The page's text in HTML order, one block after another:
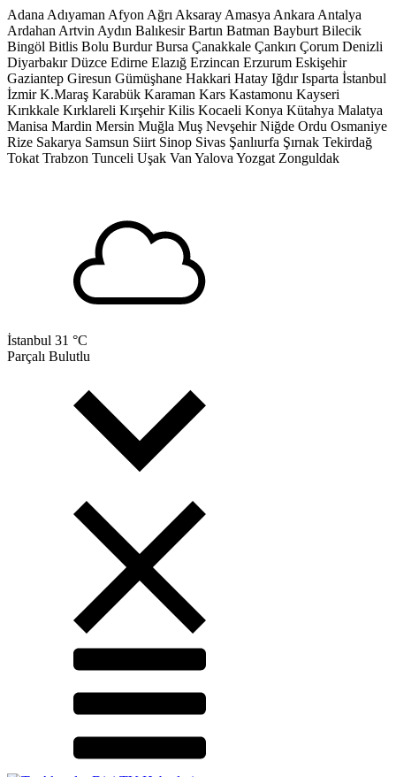
Adana Adıyaman Afyon Ağrı Aksaray Amasya Ankara Antalya
Ardahan Artvin Aydın Balıkesir Bartın Batman Bayburt Bilecik
Bingöl Bitlis Bolu Burdur Bursa Çanakkale Çankırı Çorum Denizli
Diyarbakır Düzce Edirne Elazığ Erzincan Erzurum Eskişehir
Gaziantep Giresun Gümüşhane Hakkari Hatay Iğdır Isparta İstanbul
İzmir K.Maraş Karabük Karaman Kars Kastamonu Kayseri
Kırıkkale Kırklareli Kırşehir Kilis Kocaeli Konya Kütahya Malatya
Manisa Mardin Mersin Muğla Muş Nevşehir Niğde Ordu Osmaniye
Rize Sakarya Samsun Siirt Sinop Sivas Şanlıurfa Şırnak Tekirdağ
Tokat Trabzon Tunceli Uşak Van Yalova Yozgat Zonguldak
İstanbul 31 °C
Parçalı Bulutlu